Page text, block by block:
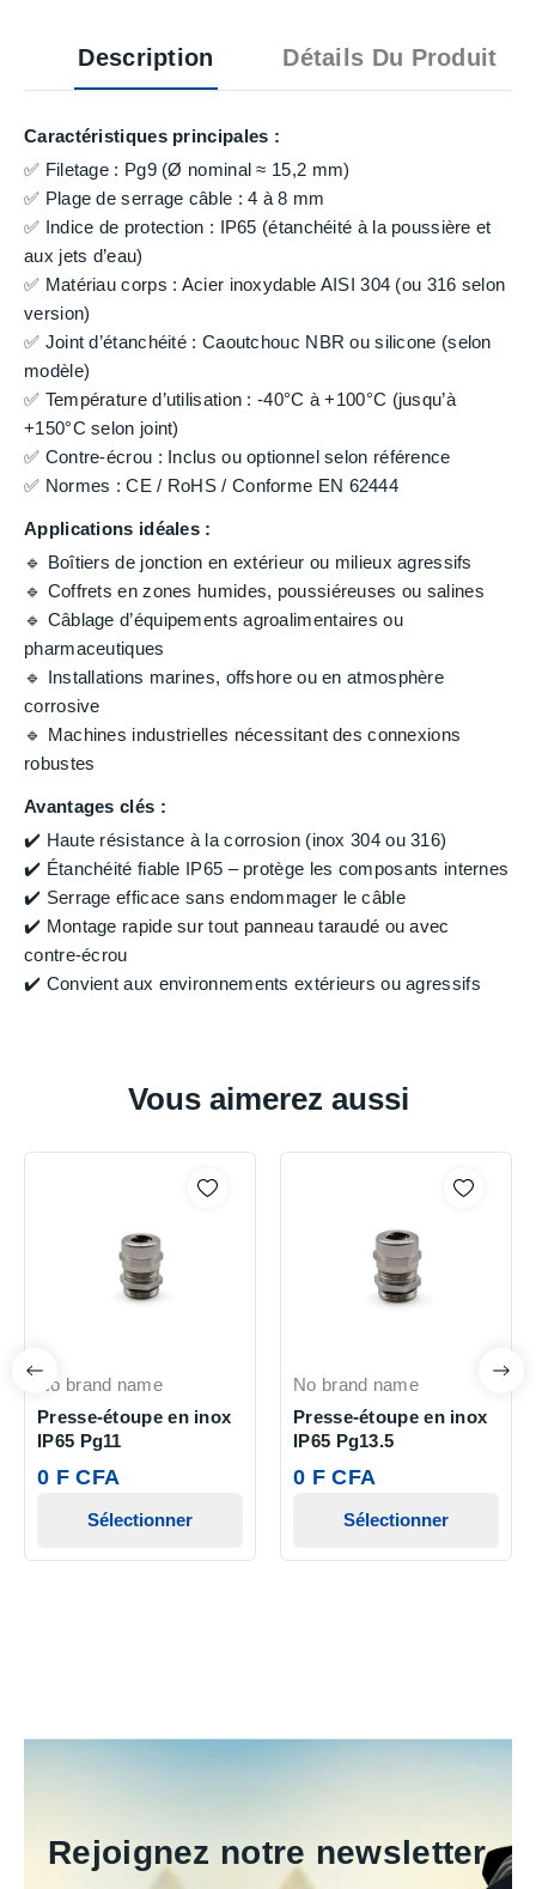
Description Détails Du Produit
Caractéristiques principales :
✅ Filetage : Pg9 (Ø nominal ≈ 15,2 mm)
✅ Plage de serrage câble : 4 à 8 mm
✅ Indice de protection : IP65 (étanchéité à la poussière et
aux jets d’eau)
✅ Matériau corps : Acier inoxydable AISI 304 (ou 316 selon
version)
✅ Joint d’étanchéité : Caoutchouc NBR ou silicone (selon
modèle)
✅ Température d’utilisation : -40°C à +100°C (jusqu’à
+150°C selon joint)
✅ Contre-écrou : Inclus ou optionnel selon référence
✅ Normes : CE / RoHS / Conforme EN 62444
Applications idéales :
🔹 Boîtiers de jonction en extérieur ou milieux agressifs
🔹 Coffrets en zones humides, poussiéreuses ou salines
🔹 Câblage d’équipements agroalimentaires ou
pharmaceutiques
🔹 Installations marines, offshore ou en atmosphère
corrosive
🔹 Machines industrielles nécessitant des connexions
robustes
Avantages clés :
✔️ Haute résistance à la corrosion (inox 304 ou 316)
✔️ Étanchéité fiable IP65 – protège les composants internes
✔️ Serrage efficace sans endommager le câble
✔️ Montage rapide sur tout panneau taraudé ou avec
contre-écrou
✔️ Convient aux environnements extérieurs ou agressifs
Vous aimerez aussi
No brand name
Presse-étoupe en inox
IP65 Pg11
0 F CFA
Sélectionner
No brand name
Presse-étoupe en inox
IP65 Pg13.5
0 F CFA
Sélectionner
Rejoignez notre newsletter